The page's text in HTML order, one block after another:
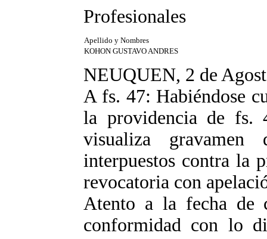
Profesionales
Apellido y Nombres
KOHON GUSTAVO ANDRES
NEUQUEN, 2 de
A fs. 47: Habiéndose
la providencia de fs.
visualiza gravamen
interpuestos contra la
revocatoria con
Atento a la fecha de
conformidad con lo